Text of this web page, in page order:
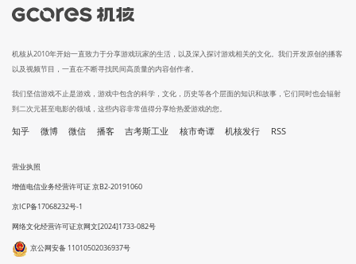
机核从2010年开始一直致力于分享游戏玩家的生活，以及深入探讨游戏相关的文化。我们开发原创的播客
以及视频节目，一直在不断寻找民间高质量的内容创作者。
我们坚信游戏不止是游戏，游戏中包含的科学，文化，历史等各个层面的知识和故事，它们同时也会辐射
到二次元甚至电影的领域，这些内容非常值得分享给热爱游戏的您。
知乎 微博 微信 播客 吉考斯工业 核市奇谭 机核发行 RSS
营业执照
增值电信业务经营许可证 京B2-20191060
京ICP备17068232号-1
网络文化经营许可证京网文[2024]1733-082号
京公网安备 11010502036937号